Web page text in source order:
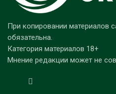
При копировании материалов
обязательна.
Категория материалов 18+
Мнение редакции может не